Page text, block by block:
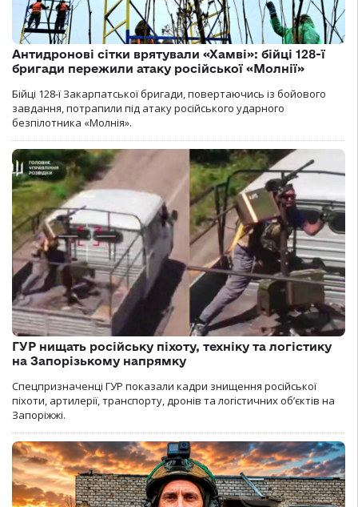
Антидронові сітки врятували «Хамві»: бійці 128-ї
бригади пережили атаку російської «Молнії»
Бійці 128-ї Закарпатської бригади, повертаючись із бойового
завдання, потрапили під атаку російського ударного
безпілотника «Молнія».
ГУР нищать російську піхоту, техніку та логістику
на Запорізькому напрямку
Спецпризначенці ГУР показали кадри знищення російської
піхоти, артилерії, транспорту, дронів та логістичних об’єктів на
Запоріжжі.